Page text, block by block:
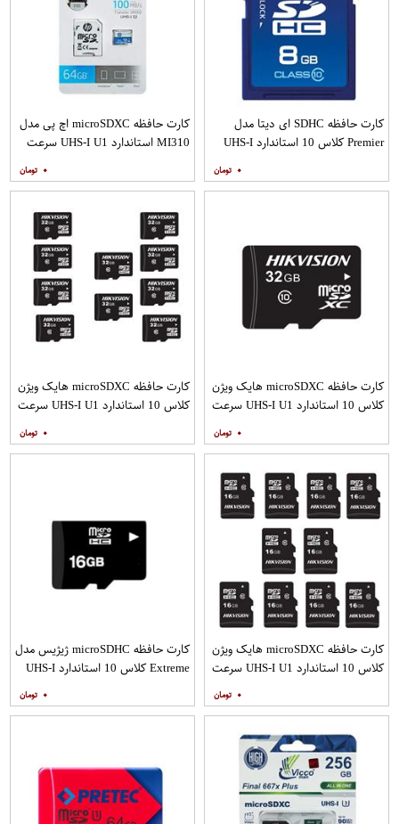
کارت حافظه SDHC ای دیتا مدل
Premier کلاس 10 استاندارد UHS-I
گیگابایت
۰
کارت حافظه microSDXC اچ پی مدل
MI310 استاندارد UHS-I U1 سرعت
همراه آداپتور SD
۰
کارت حافظه microSDXC هایک ویژن
کلاس 10 استاندارد UHS-I U1 سرعت
۰
کارت حافظه microSDXC هایک ویژن
کلاس 10 استاندارد UHS-I U1 سرعت
10 عددی
۰
کارت حافظه microSDXC هایک ویژن
کلاس 10 استاندارد UHS-I U1 سرعت
80MBps ظرفیت 16 گیگابایت بسته
10 عددی
۰
کارت حافظه microSDHC ژیژیس مدل
Extreme کلاس 10 استاندارد UHS-I
گیگابایت
۰